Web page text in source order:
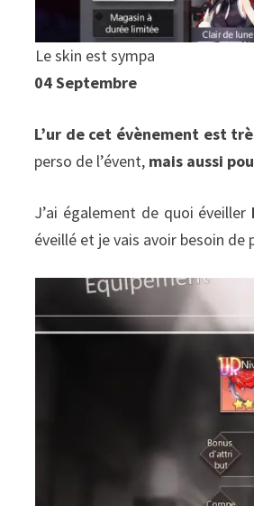
Le skin est sympa
04 Septembre
L’ur de cet évènement est
perso de l’évent, mais aussi
J’ai également de quoi éveiller
éveillé et je vais avoir besoin de